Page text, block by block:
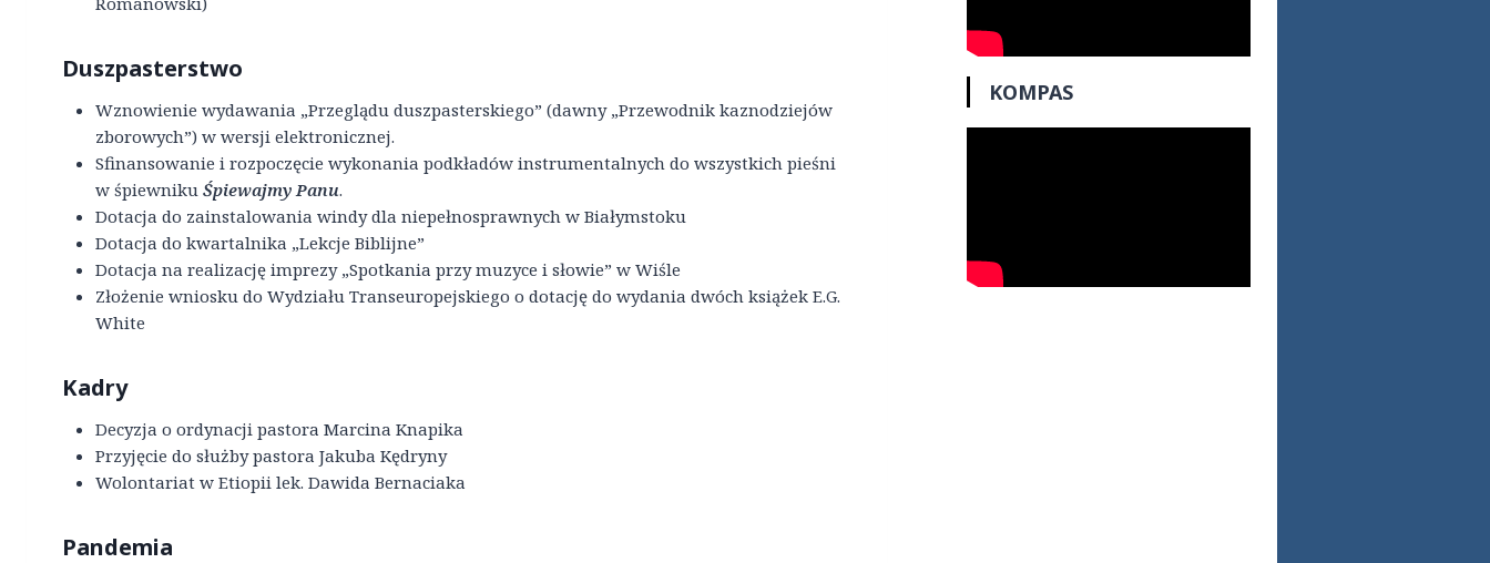
Duszpasterstwo
Wznowienie wydawania „Przeglądu duszpasterskiego” (dawny „Przewodnik kaznodziejów
zborowych”) w wersji elektronicznej.
Sfinansowanie i rozpoczęcie wykonania podkładów instrumentalnych do wszystkich pieśni
w śpiewniku Śpiewajmy Panu.
Dotacja do zainstalowania windy dla niepełnosprawnych w Białymstoku
Dotacja do kwartalnika „Lekcje Biblijne”
Dotacja na realizację imprezy „Spotkania przy muzyce i słowie” w Wiśle
Złożenie wniosku do Wydziału Transeuropejskiego o dotację do wydania dwóch książek E.G.
White
Kadry
Decyzja o ordynacji pastora Marcina Knapika
Przyjęcie do służby pastora Jakuba Kędryny
Wolontariat w Etiopii lek. Dawida Bernaciaka
Pandemia
KOMPAS